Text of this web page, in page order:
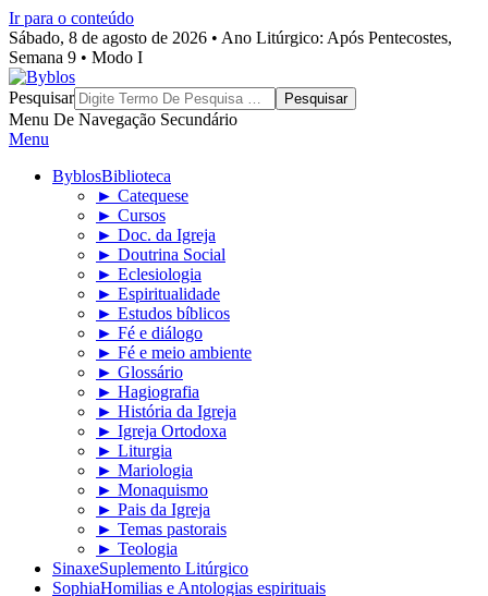
Ir para o conteúdo
Sábado, 8 de agosto de 2026 • Ano Litúrgico: Após Pentecostes,
Semana 9 • Modo I
Byblos
Pesquisar
Menu De Navegação Secundário
Menu
ByblosBiblioteca
► Catequese
► Cursos
► Doc. da Igreja
► Doutrina Social
► Eclesiologia
► Espiritualidade
► Estudos bíblicos
► Fé e diálogo
► Fé e meio ambiente
► Glossário
► Hagiografia
► História da Igreja
► Igreja Ortodoxa
► Liturgia
► Mariologia
► Monaquismo
► Pais da Igreja
► Temas pastorais
► Teologia
SinaxeSuplemento Litúrgico
SophiaHomilias e Antologias espirituais